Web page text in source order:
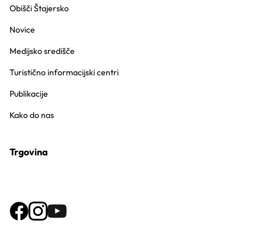
Obišči Štajersko
Novice
Medijsko središče
Turistično informacijski centri
Publikacije
Kako do nas
Trgovina